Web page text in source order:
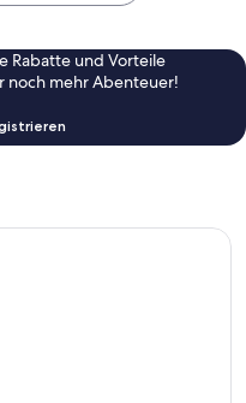
Rabatte und Vorteile
noch mehr Abenteuer!